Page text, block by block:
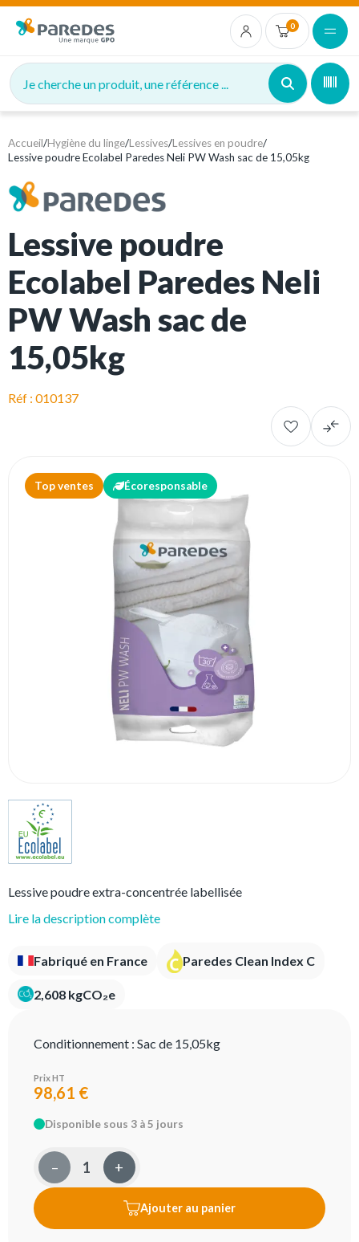
0
Je cherche un produit, une référence ...
Accueil/Hygiène du linge/Lessives/Lessives en poudre/
Lessive poudre Ecolabel Paredes Neli PW Wash sac de 15,05kg
Lessive poudre
Ecolabel Paredes Neli
PW Wash sac de
15,05kg
Réf : 010137
Top ventes Écoresponsable
Lessive poudre extra-concentrée labellisée
Lire la description complète
Fabriqué en France Paredes Clean Index C
2,608 kgCO₂e
Conditionnement : Sac de 15,05kg
Prix HT
98,61 €
Disponible sous 3 à 5 jours
– +
Ajouter au panier